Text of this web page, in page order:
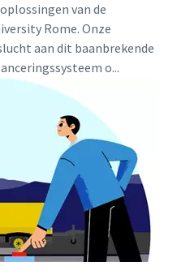
van de
Rome. Onze
aan dit baanbrekende
o...